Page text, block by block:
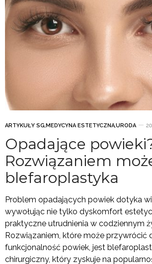
ARTYKUŁY SG,MEDYCYNA ESTETYCZNA,URODA
Opadające
Rozwiązaniem
blefaroplastyka
Problem opadających powiek dotyka
wywołując nie tylko dyskomfort
praktyczne utrudnienia w codziennym
Rozwiązaniem, które może przywrócić
funkcjonalność powiek, jest
chirurgiczny, który zyskuje na